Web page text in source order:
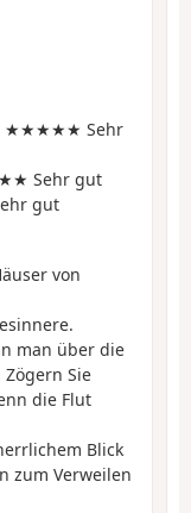
★★★★★ Sehr
Sehr gut
gut
von
man über die
Sie
die Flut
Blick
zum Verweilen